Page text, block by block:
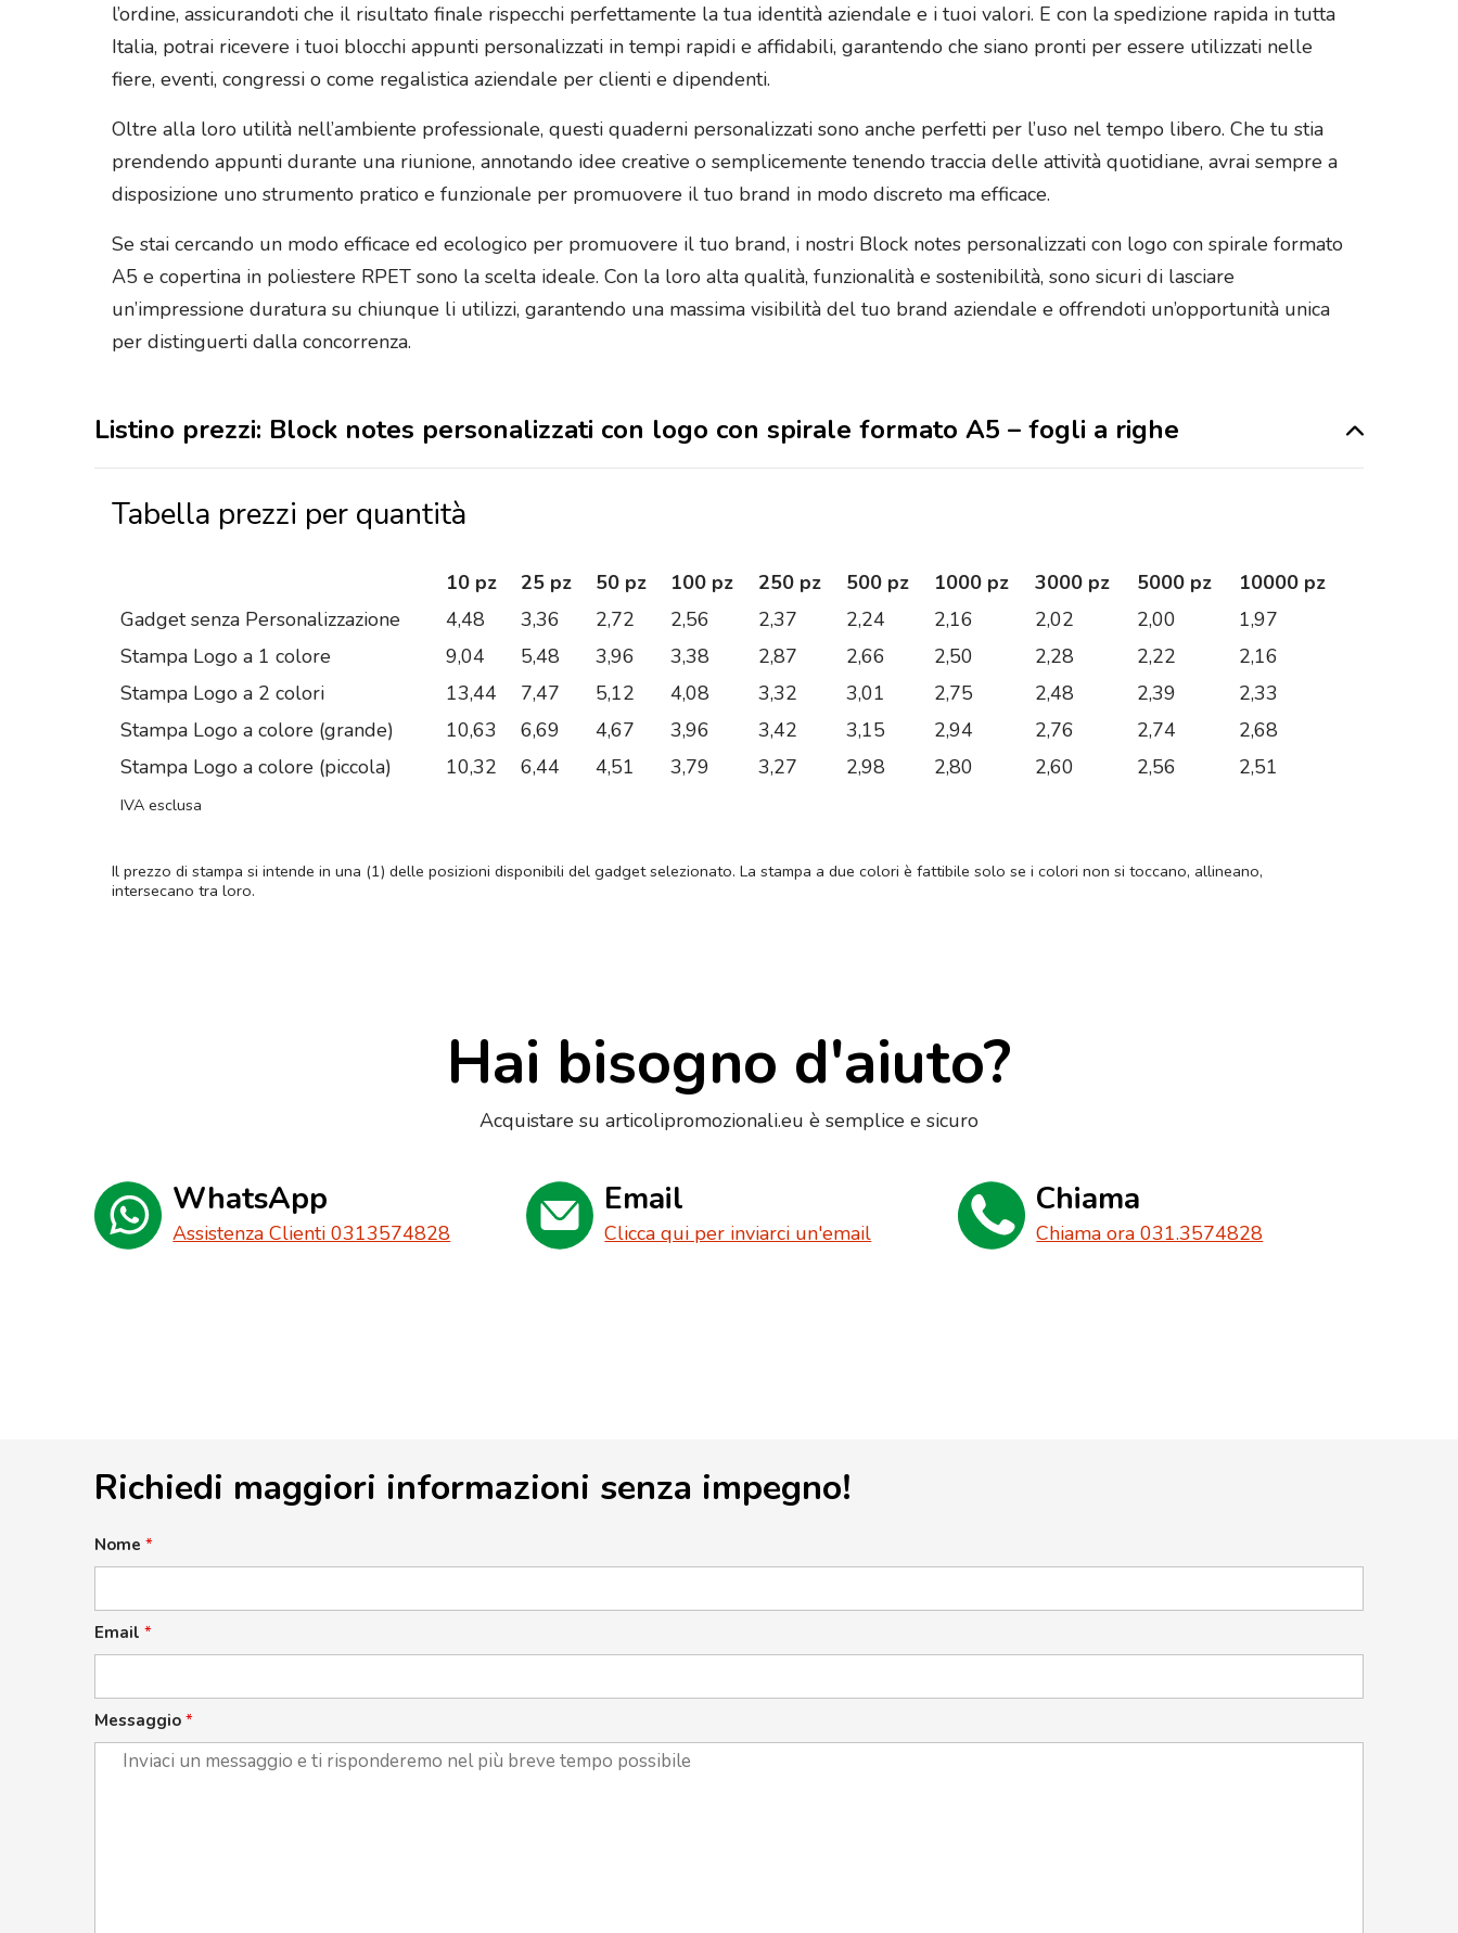
l’ordine, assicurandoti che il risultato finale rispecchi perfettamente la tua identità aziendale e i tuoi valori. E con la spedizione rapida in tutta
Italia, potrai ricevere i tuoi blocchi appunti personalizzati in tempi rapidi e affidabili, garantendo che siano pronti per essere utilizzati nelle
fiere, eventi, congressi o come regalistica aziendale per clienti e dipendenti.
Oltre alla loro utilità nell’ambiente professionale, questi quaderni personalizzati sono anche perfetti per l’uso nel tempo libero. Che tu stia
prendendo appunti durante una riunione, annotando idee creative o semplicemente tenendo traccia delle attività quotidiane, avrai sempre a
disposizione uno strumento pratico e funzionale per promuovere il tuo brand in modo discreto ma efficace.
Se stai cercando un modo efficace ed ecologico per promuovere il tuo brand, i nostri Block notes personalizzati con logo con spirale formato
A5 e copertina in poliestere RPET sono la scelta ideale. Con la loro alta qualità, funzionalità e sostenibilità, sono sicuri di lasciare
un’impressione duratura su chiunque li utilizzi, garantendo una massima visibilità del tuo brand aziendale e offrendoti un’opportunità unica
per distinguerti dalla concorrenza.
Listino prezzi: Block notes personalizzati con logo con spirale formato A5 – fogli a righe
Tabella prezzi per quantità
10 pz 25 pz 50 pz 100 pz 250 pz 500 pz 1000 pz 3000 pz 5000 pz
10000 pz
Gadget senza Personalizzazione
4,48 3,36 2,72 2,56 2,37 2,24 2,16 2,02 2,00
1,97
Stampa Logo a 1 colore
9,04 5,48 3,96 3,38 2,87 2,66 2,50 2,28 2,22
2,16
Stampa Logo a 2 colori
13,44 7,47 5,12 4,08 3,32 3,01 2,75 2,48 2,39
2,33
Stampa Logo a colore (grande)
10,63 6,69 4,67 3,96 3,42 3,15 2,94 2,76 2,74
2,68
Stampa Logo a colore (piccola)
10,32 6,44 4,51 3,79 3,27 2,98 2,80 2,60 2,56 2,51
IVA esclusa
Il prezzo di stampa si intende in una (1) delle posizioni disponibili del gadget selezionato. La stampa a due colori è fattibile solo se i colori non si toccano, allineano,
intersecano tra loro.
Hai bisogno d'aiuto?
Acquistare su articolipromozionali.eu è semplice e sicuro
WhatsApp
Assistenza Clienti 0313574828
Email
Clicca qui per inviarci un'email
Chiama
Chiama ora 031.3574828
Richiedi maggiori informazioni senza impegno!
Nome *
Email *
Messaggio *